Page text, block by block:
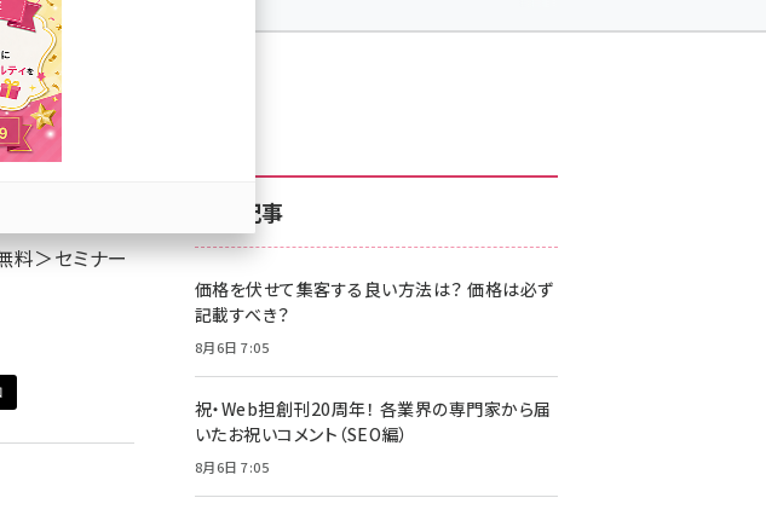
z世代 (1622)
meo (1275)
ティング＜無料＞セミナー
向け
料＞セミナー
新着記事
価格を伏せて集客する良い方法は？ 価格は必ず
記載すべき？
8月6日 7:05
祝・Web担創刊20周年！ 各業界の専門家から届
いたお祝いコメント（SEO編）
8月6日 7:05